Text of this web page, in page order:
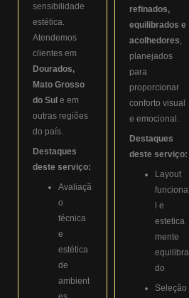
sensibilidade
estética.
Atendemos
clientes em
Dourados,
Mato Grosso
do Sul e em
outras regiões
do país.
Destaques
deste serviço:
Avaliaçã
o
técnica
e
estética
de
ambient
refinados,
equilibrados e
acolhedores
planejados
para
proporcionar
conforto visual
e emocional.
Destaques
deste serviço:
Layout
funciona
l e
estetica
mente
equilibra
do
Seleção